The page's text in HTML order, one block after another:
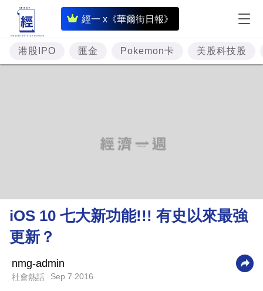
經一 x《華爾街日報》
即
時
財
經
理
財
科
港股IPO 匯金 Pokemon卡 美股科技股
iOS 10 七大新功能!!! 有史以來最強
更新？
nmg-admin
社會熱話 Sep 7 2016